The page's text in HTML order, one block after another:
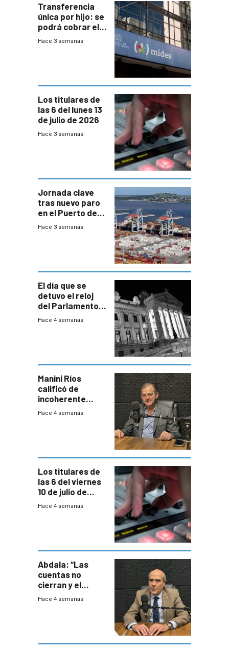
Transferencia
única por hijo: se
podrá cobrar el
100% en efectivo
Hace 3 semanas
Los titulares de
las 6 del lunes 13
de julio de 2026
Hace 3 semanas
Jornada clave
tras nuevo paro
en el Puerto de
Montevideo
Hace 3 semanas
El día que se
detuvo el reloj
del Parlamento
para negociar
Hace 4 semanas
Manini Ríos
calificó de
incoherente
decisión de
Hace 4 semanas
Los titulares de
las 6 del viernes
10 de julio de
2026
Hace 4 semanas
Abdala: “Las
cuentas no
cierran y el
balance del
Hace 4 semanas